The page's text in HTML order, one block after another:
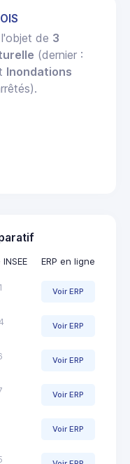
de 3
(dernier :
Inondations
ERP en ligne
Voir ERP
Voir ERP
Voir ERP
Voir ERP
Voir ERP